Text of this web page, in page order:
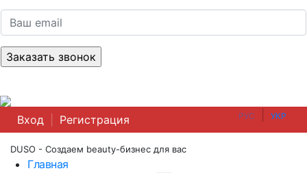
РУС УКР
Вход Регистрация
DUSO - Создаем beauty-бизнес для вас
Главная